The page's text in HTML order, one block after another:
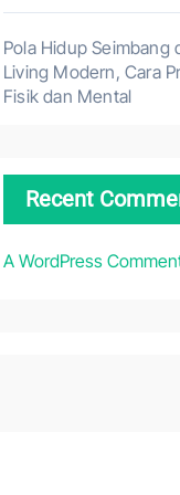
Pola Hidup
Living Modern, Cara
Fisik dan Mental
Recent
A WordPress